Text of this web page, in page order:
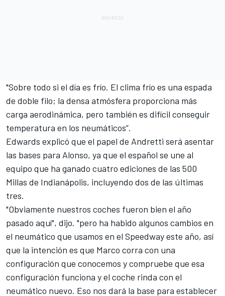
"Sobre todo si el día es frío. El clima frío es una espada
de doble filo; la densa atmósfera proporciona más
carga aerodinámica, pero también es difícil conseguir
temperatura en los neumáticos”.
Edwards explicó que el papel de Andretti será asentar
las bases para Alonso, ya que el español se une al
equipo que ha ganado cuatro ediciones de las 500
Millas de Indianápolis, incluyendo dos de las últimas
tres.
"Obviamente nuestros coches fueron bien el año
pasado aquí", dijo. "pero ha habido algunos cambios en
el neumático que usamos en el Speedway este año, así
que la intención es que Marco corra con una
configuración que conocemos y compruebe que esa
configuración funciona y el coche rinda con el
neumático nuevo. Eso nos dará la base para establecer